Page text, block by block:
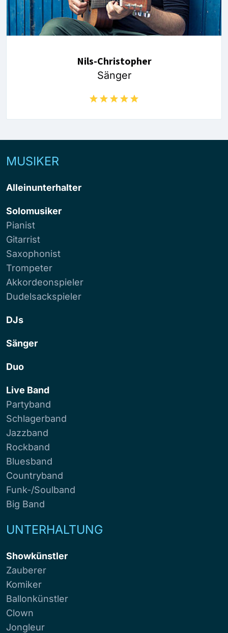
Nils-Christopher
Sänger
MUSIKER
Alleinunterhalter
Solomusiker
Pianist
Gitarrist
Saxophonist
Trompeter
Akkordeonspieler
Dudelsackspieler
DJs
Sänger
Duo
Live Band
Partyband
Schlagerband
Jazzband
Rockband
Bluesband
Countryband
Funk-/Soulband
Big Band
UNTERHALTUNG
Showkünstler
Zauberer
Komiker
Ballonkünstler
Clown
Jongleur